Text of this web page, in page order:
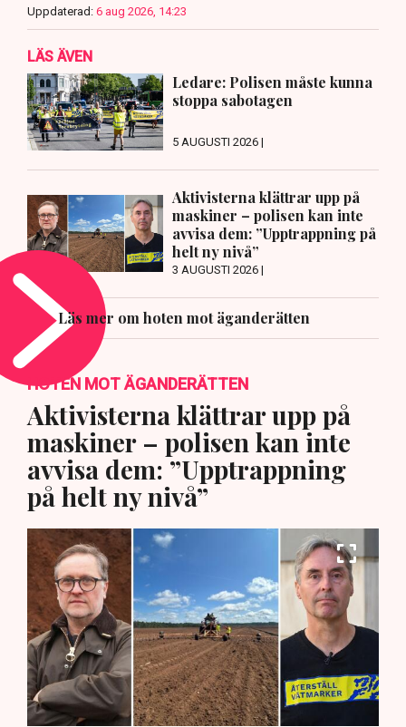
Uppdaterad: 6 aug 2026, 14:23
LÄS ÄVEN
Ledare: Polisen måste kunna
stoppa sabotagen
5 AUGUSTI 2026 |
Aktivisterna klättrar upp på
maskiner – polisen kan inte
avvisa dem: ”Upptrappning på
helt ny nivå”
3 AUGUSTI 2026 |
Läs mer om hoten mot äganderätten
HOTEN MOT ÄGANDERÄTTEN
Aktivisterna klättrar upp på
maskiner – polisen kan inte
avvisa dem: ”Upptrappning
på helt ny nivå”